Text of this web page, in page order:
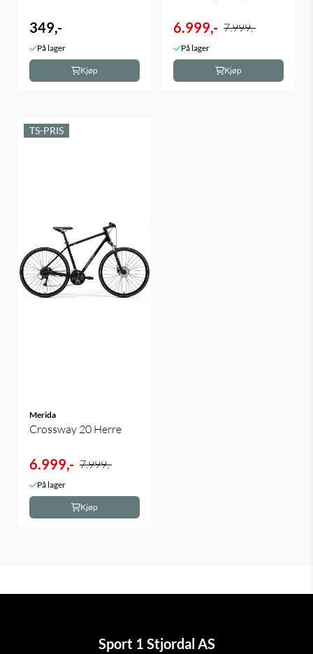
349,-
På lager
Kjøp
6.999,- 7.999,-
På lager
Kjøp
Merida
Crossway 20 Herre
6.999,- 7.999,-
På lager
Kjøp
Sport 1 Stjordal AS